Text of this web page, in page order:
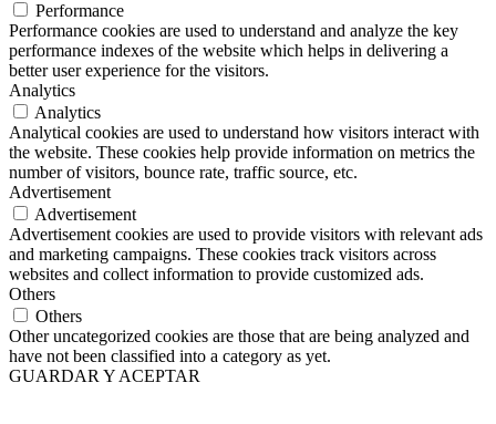
Performance
Performance cookies are used to understand and analyze the key
performance indexes of the website which helps in delivering a
better user experience for the visitors.
Analytics
Analytics
Analytical cookies are used to understand how visitors interact with
the website. These cookies help provide information on metrics the
number of visitors, bounce rate, traffic source, etc.
Advertisement
Advertisement
Advertisement cookies are used to provide visitors with relevant ads
and marketing campaigns. These cookies track visitors across
websites and collect information to provide customized ads.
Others
Others
Other uncategorized cookies are those that are being analyzed and
have not been classified into a category as yet.
GUARDAR Y ACEPTAR